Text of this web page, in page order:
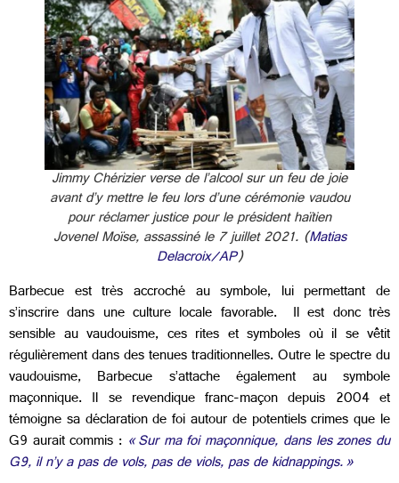
Jimmy Chérizier verse de l’alcool sur un feu de joie
avant d’y mettre le feu lors d’une cérémonie vaudou
pour réclamer justice pour le président haïtien
Jovenel Moïse, assassiné le 7 juillet 2021. (Matias
Delacroix/AP)
Barbecue est très accroché au symbole, lui permettant de
s’inscrire dans une culture locale favorable. Il est donc très
sensible au vaudouisme, ces rites et symboles où il se vêtit
régulièrement dans des tenues traditionnelles. Outre le spectre du
vaudouisme, Barbecue s’attache également au symbole
maçonnique. Il se revendique franc-maçon depuis 2004 et
témoigne sa déclaration de foi autour de potentiels crimes que le
G9 aurait commis : « Sur ma foi maçonnique, dans les zones du
G9, il n’y a pas de vols, pas de viols, pas de kidnappings. »